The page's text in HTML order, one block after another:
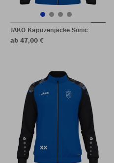
JAKO Kapuzenjacke Sonic
ab 47,00 €